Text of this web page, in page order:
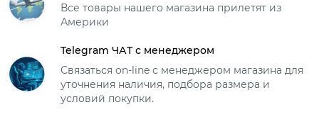
Все товары нашего магазина прилетят из
Америки
Telegram ЧАТ с менеджером
Связаться on-line с менеджером магазина для
уточнения наличия, подбора размера и
условий покупки.